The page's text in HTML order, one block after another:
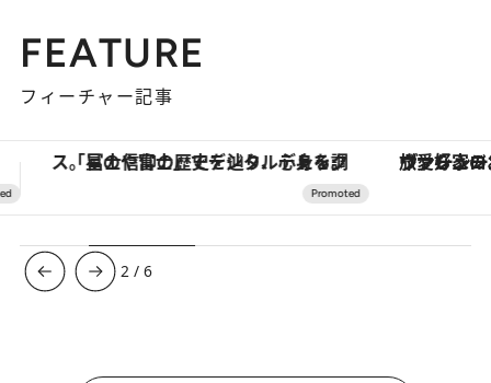
FEATURE
フィーチャー記事
ヴァシュロン・コンスタンタン「オーヴァーシーズ・オートマティック」。旅愛好家のお気に入りコレクションから、ジェンダーレスな新作が登場
3 /6